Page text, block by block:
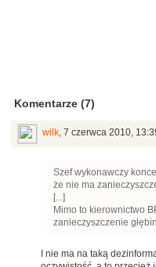
Komentarze (7)
wilk, 7 czerwca 2010,
Szef wykonawczy
że nie ma
[...]
Mimo to kierownictwo
zanieczyszczenie
I nie ma na taką